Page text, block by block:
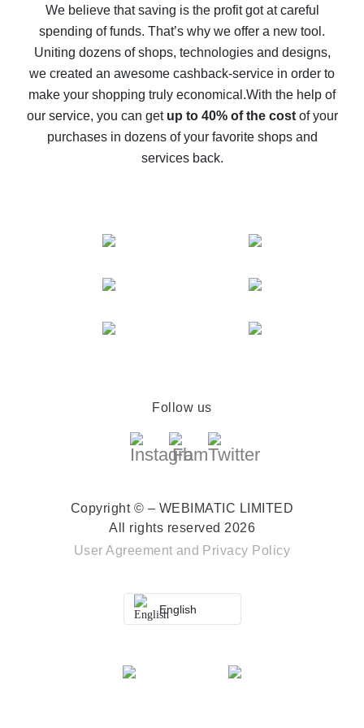
back
10% cash back on AliExpress - the impossible is
possible
The best cash back on AliExpress - how to find it
The best cash back service for AliExpress - let's
compare offers
We believe that saving is the profit got at careful
spending of funds. That’s why we offer a new tool.
Uniting dozens of shops, technologies and designs,
we created an awesome cashback-service in order to
make your shopping truly economical.With the help of
our service, you can get up to 40% of the costof your
purchases in dozens of your favorite shops and
services back.
Follow us
Copyright © – WEBIMATIC LIMITED
All rights reserved 2026
User Agreement and Privacy Policy
English